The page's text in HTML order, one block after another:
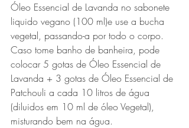
Óleo Essencial de Lavanda no sabonete
liquido vegano (100 ml)e use a bucha
vegetal, passando-a por todo o corpo.
Caso tome banho de banheira, pode
colocar 5 gotas de Óleo Essencial de
Lavanda + 3 gotas de Óleo Essencial de
Patchouli a cada 10 litros de água
(diluidos em 10 ml de óleo Vegetal),
misturando bem na água.